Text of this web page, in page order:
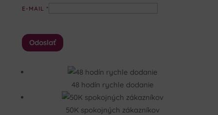
E-MAIL *
48 hodín rychle dodanie
50K spokojných zákazníkov